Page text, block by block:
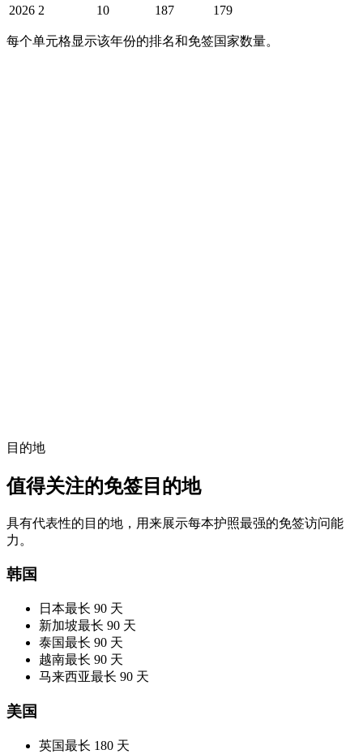
2026 2 10 187 179
每个单元格显示该年份的排名和免签国家数量。
目的地
值得关注的免签目的地
具有代表性的目的地，用来展示每本护照最强的免签访问能
力。
韩国
日本最长 90 天
新加坡最长 90 天
泰国最长 90 天
越南最长 90 天
马来西亚最长 90 天
美国
英国最长 180 天